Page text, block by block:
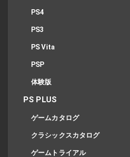
PS4
PS3
PS Vita
PSP
体験版
PS PLUS
ゲームカタログ
クラシックスカタログ
ゲームトライアル